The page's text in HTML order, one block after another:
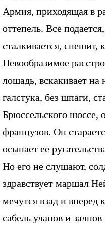
Армия, приходящая в
оттепель. Все
сталкивается, спешит,
Невообразимое
лошадь, вскакивает на
галстука, без шпаги,
Брюссельского шоссе,
французов. Он
осыпает ее
Но его не слушают,
здравствует маршал
мечутся взад и
сабель уланов и